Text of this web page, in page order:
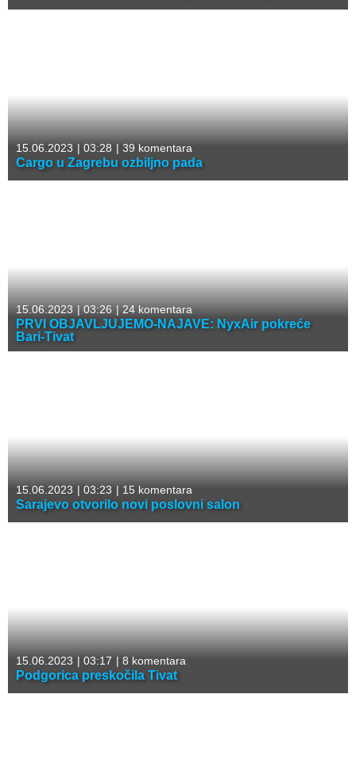
15.06.2023 | 03:28 | 39 komentara
Cargo u Zagrebu ozbiljno pada
15.06.2023 |03:26 |24 komentara
PRVI OBJAVLJUJEMO-NAJAVE: NyxAir pokreće
Bari-Tivat
15.06.2023 | 03:23 | 15 komentara
Sarajevo otvorilo novi poslovni salon
15.06.2023 | 03:17 | 8 komentara
Podgorica preskočila Tivat